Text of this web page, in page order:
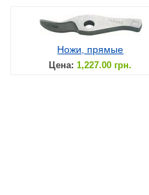
Ножи, прямые
Цена: 1,227.00 грн.